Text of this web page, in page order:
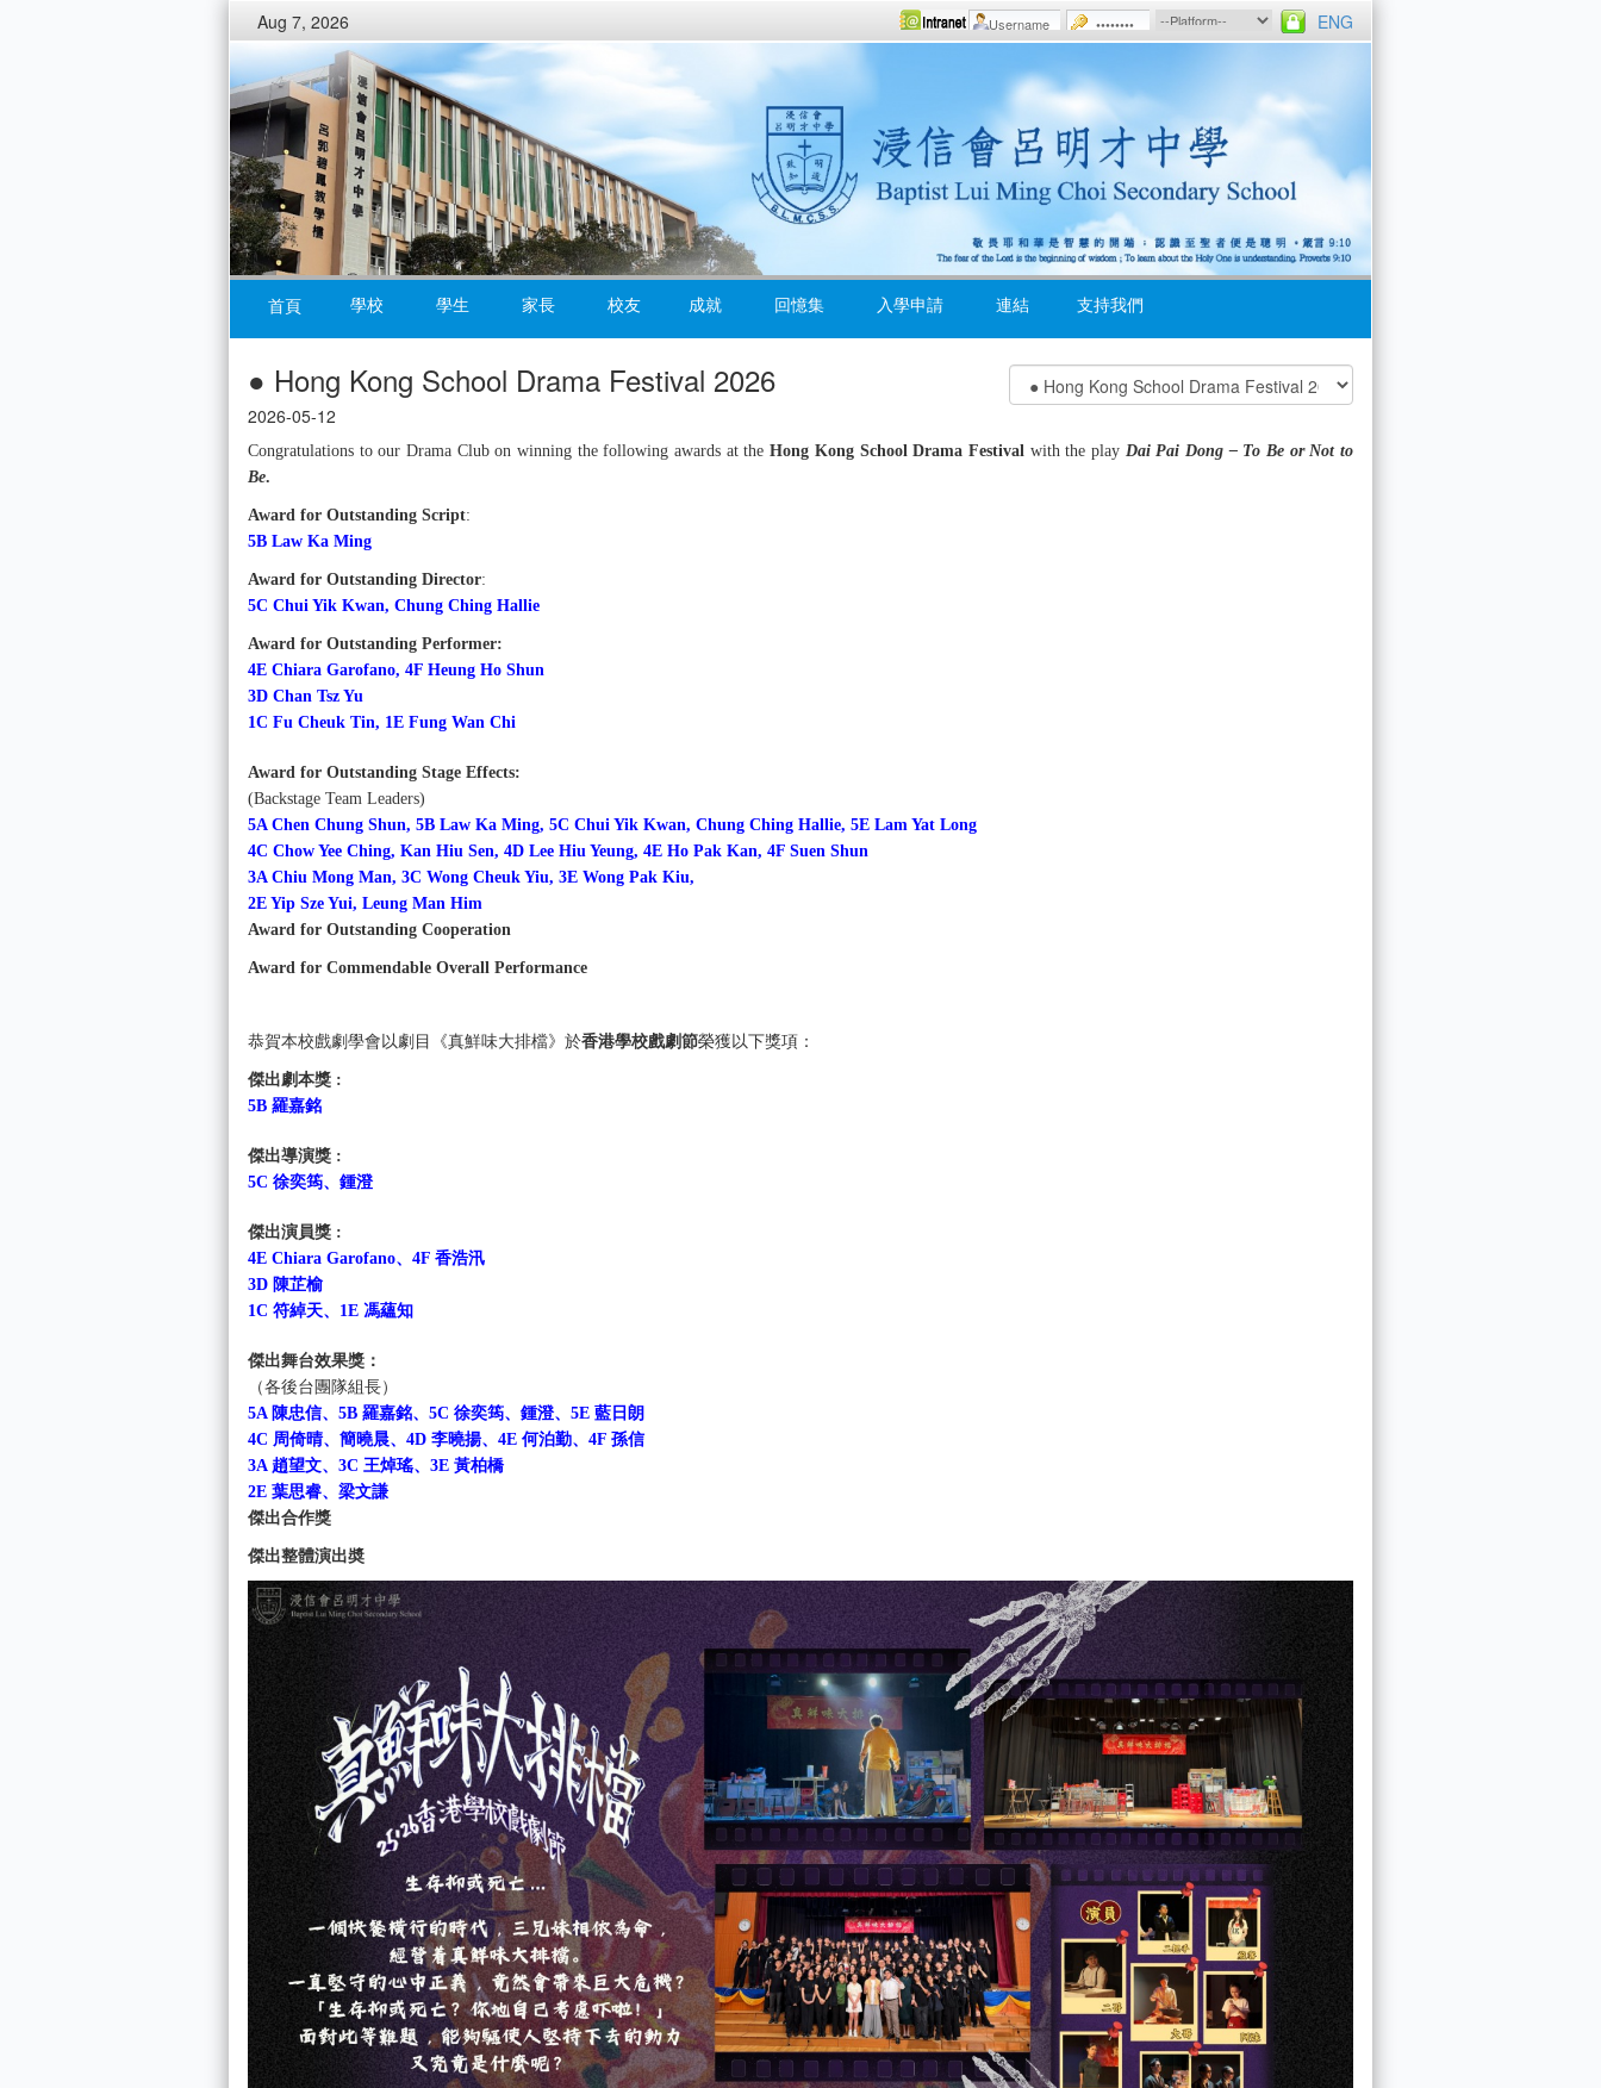
Aug 7, 2026 ENG
首頁 學校 學生 家長 校友 成就 回憶集 入學申請 連結 支持我們
● Hong Kong School Drama Festival 2026
2026-05-12
Congratulations to our Drama Club on winning the following awards at theHong Kong School Drama Festival with the play Dai Pai Dong – To Be or Not to
Be.
Award for Outstanding Script:
5B Law Ka Ming
Award for Outstanding Director:
5C Chui Yik Kwan, Chung Ching Hallie
Award for Outstanding Performer:
4E Chiara Garofano, 4F Heung Ho Shun
3D Chan Tsz Yu
1C Fu Cheuk Tin, 1E Fung Wan Chi
Award for Outstanding Stage Effects:
(Backstage Team Leaders)
5A Chen Chung Shun, 5B Law Ka Ming, 5C Chui Yik Kwan, Chung Ching Hallie, 5E Lam Yat Long
4C Chow Yee Ching, Kan Hiu Sen, 4D Lee Hiu Yeung, 4E Ho Pak Kan, 4F Suen Shun
3A Chiu Mong Man, 3C Wong Cheuk Yiu, 3E Wong Pak Kiu,
2E Yip Sze Yui, Leung Man Him
Award for Outstanding Cooperation
Award for Commendable Overall Performance
恭賀本校戲劇學會 以 劇目《真鮮味大排檔》於香港學校戲劇節榮獲以下獎項：
傑出劇本獎 :
5B 羅嘉銘
傑出導演獎 :
5C 徐奕筠、鍾澄
傑出演員獎 :
4E Chiara Garofano、4F 香浩汛
3D 陳芷榆
1C 符綽天、1E 馮蘊知
傑出舞台效果獎：
（各後台團隊組長）
5A 陳忠信、5B 羅嘉銘、5C 徐奕筠、鍾澄、5E 藍日朗
4C 周倚晴、簡曉晨、4D 李曉揚、4E 何泊勤、4F 孫信
3A 趙望文、3C 王焯瑤、3E 黃柏橋
2E 葉思睿、梁文謙
傑出合作獎
傑出整體演出奬